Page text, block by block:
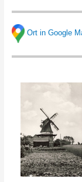
Ort in Google